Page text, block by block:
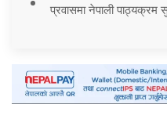
प्रवासमा नेपाली पाठ्यक्रम